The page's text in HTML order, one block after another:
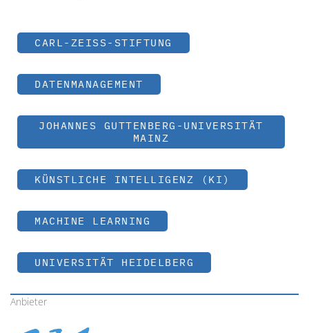
CARL-ZEISS-STIFTUNG
DATENMANAGEMENT
JOHANNES GUTTENBERG-UNIVERSITÄT
MAINZ
KÜNSTLICHE INTELLIGENZ (KI)
MACHINE LEARNING
UNIVERSITÄT HEIDELBERG
Anbieter